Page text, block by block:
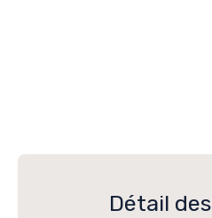
Détail des